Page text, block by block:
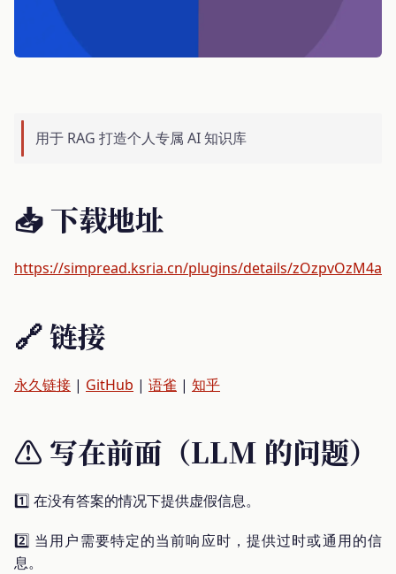
用于 RAG 打造个人专属 AI 知识库
📥 下载地址
https://simpread.ksria.cn/plugins/details/zOzpvOzM4a
🔗 链接
永久链接 | GitHub | 语雀 | 知乎
⚠️ 写在前面（LLM 的问题）
1️⃣ 在没有答案的情况下提供虚假信息。
2️⃣ 当用户需要特定的当前响应时，提供过时或通用的信
息。